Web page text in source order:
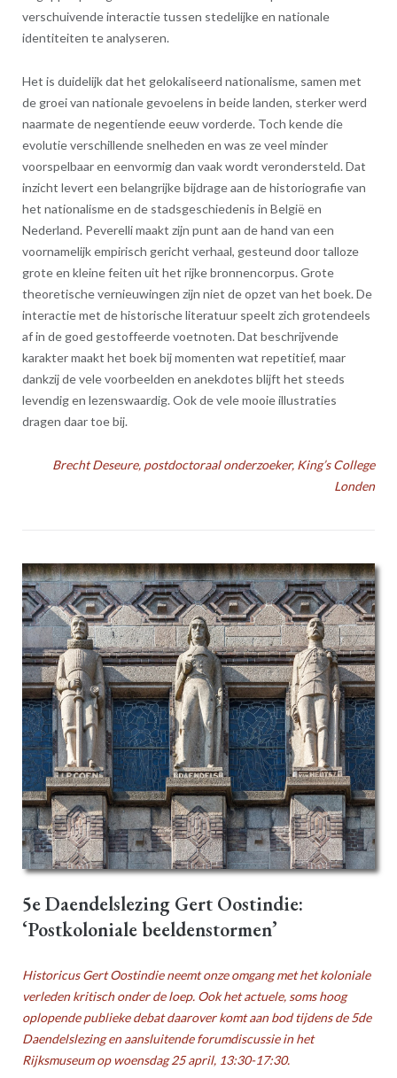
verschuivende interactie tussen stedelijke en nationale
identiteiten te analyseren.
Het is duidelijk dat het gelokaliseerd nationalisme, samen met
de groei van nationale gevoelens in beide landen, sterker werd
naarmate de negentiende eeuw vorderde. Toch kende die
evolutie verschillende snelheden en was ze veel minder
voorspelbaar en eenvormig dan vaak wordt verondersteld. Dat
inzicht levert een belangrijke bijdrage aan de historiografie van
het nationalisme en de stadsgeschiedenis in België en
Nederland. Peverelli maakt zijn punt aan de hand van een
voornamelijk empirisch gericht verhaal, gesteund door talloze
grote en kleine feiten uit het rijke bronnencorpus. Grote
theoretische vernieuwingen zijn niet de opzet van het boek. De
interactie met de historische literatuur speelt zich grotendeels
af in de goed gestoffeerde voetnoten. Dat beschrijvende
karakter maakt het boek bij momenten wat repetitief, maar
dankzij de vele voorbeelden en anekdotes blijft het steeds
levendig en lezenswaardig. Ook de vele mooie illustraties
dragen daar toe bij.
Brecht Deseure, postdoctoraal onderzoeker, King’s College
Londen
5e Daendelslezing Gert Oostindie:
‘Postkoloniale beeldenstormen’
Historicus Gert Oostindie neemt onze omgang met het koloniale
verleden kritisch onder de loep. Ook het actuele, soms hoog
oplopende publieke debat daarover komt aan bod tijdens de 5de
Daendelslezing en aansluitende forumdiscussie in het
Rijksmuseum op woensdag 25 april, 13:30-17:30.